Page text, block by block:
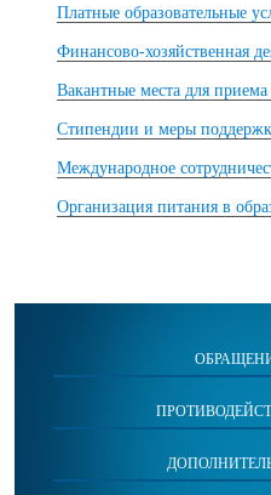
Платные образовательные
Финансово-хозяйственная
Вакантные места для
Стипендии и меры
Международное
Организация питания в